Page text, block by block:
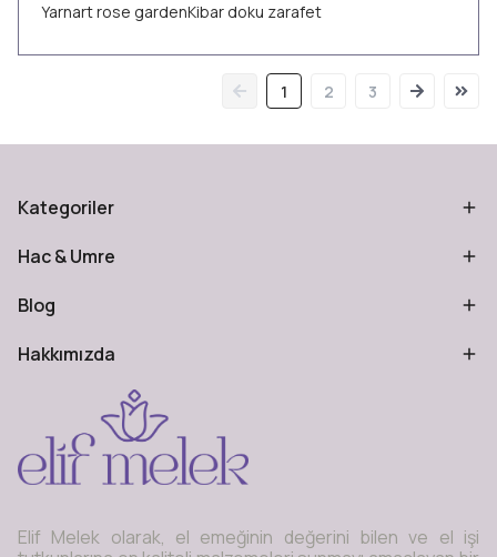
Yarnart rose gardenKibar doku zarafet
1 2 3
Kategoriler
Hac & Umre
Blog
Hakkımızda
Elif Melek olarak, el emeğinin değerini bilen ve el işi